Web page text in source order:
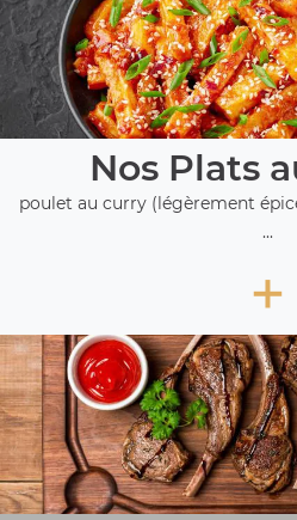
Nos Plats
poulet au curry (légèrement
...
+